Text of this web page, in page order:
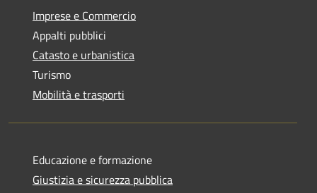
Imprese e Commercio
Appalti pubblici
Catasto e urbanistica
Turismo
Mobilità e trasporti
Educazione e formazione
Giustizia e sicurezza pubblica